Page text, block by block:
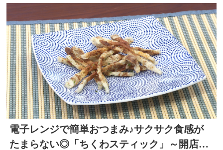
電子レンジで簡単おつまみ♪サクサク食感が
たまらない◎「ちくわスティック」～開店！